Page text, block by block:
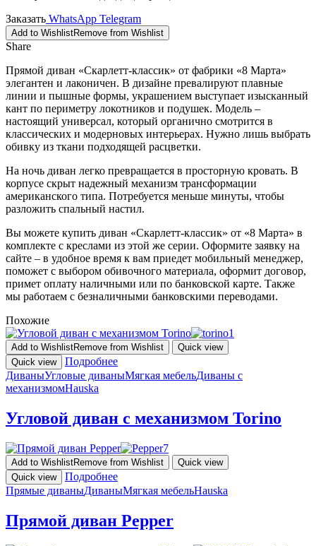
Заказать WhatsApp Telegram
Add to WishlistRemove from Wishlist
Share
Прямой диван «Скарлетт-классик» от фабрики «8 Марта»
элегантен и лаконичен. В дизайне превалируют плавные
линии и пышные формы, украшением выступает изысканный
кант по периметру локотников и подушек. Модель –
настоящий универсал, который органично смотрится в
классических и модерновых интерьерах. Нужно лишь выбрать
обивку из ткани подходящей расцветки.
На ночь диван легко превращается в просторную кровать. В
корпусе скрыт надежный механизм трансформации
американского типа. Потребуется меньше минуты, чтобы
разложить спальный настил.
Вы можете купить диван «Скарлетт-классик» от «8 Марта» в
комплекте с креслами из этой же серии. Оформите заявку на
сайте – в удобное время к вам приедет мобильный менеджер,
поможет с выбором обивочного материала, оформит договор,
примет оплату наличными или по банковской карте. Также
мы работаем с безналичными банковскими переводами.
Похожие
Add to WishlistRemove from Wishlist
Quick view
Quick view
Подробнее
ДиваныУгловые диваныМягкая мебельДиваны с
механизмомHauska
Угловой диван с механизмом Torino
Add to WishlistRemove from Wishlist
Quick view
Quick view
Подробнее
Прямые диваныДиваныМягкая мебельHauska
Прямой диван Pepper